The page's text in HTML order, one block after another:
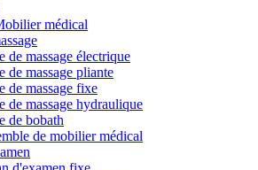
médical
de massage électrique
de massage pliante
de massage fixe
de massage hydraulique
de bobath
de mobilier médical